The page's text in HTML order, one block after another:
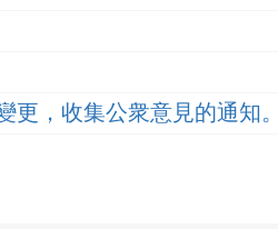
，收集公衆意見的通知。